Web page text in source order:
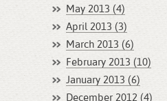
May 2013 (4)
April 2013 (3)
March 2013 (6)
February 2013 (10)
January 2013 (6)
December 2012 (4)